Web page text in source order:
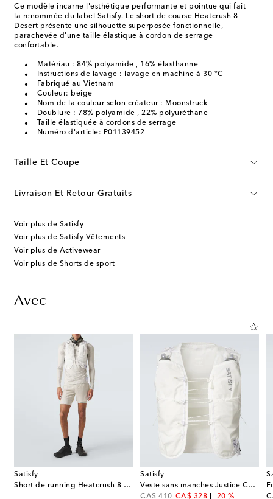
Ce modèle incarne l'esthétique performante et pointue qui fait
la renommée du label Satisfy. Le short de course Heatcrush 8
Desert présente une silhouette superposée fonctionnelle,
parachevée d'une taille élastique à cordon de serrage
confortable.
Matériau : 84% polyamide , 16% élasthanne
Instructions de lavage : lavage en machine à 30 °C
Fabriqué au Vietnam
Couleur: beige
Nom de la couleur selon créateur : Moonstruck
Doublure : 78% polyamide , 22% polyuréthane
Taille élastiquée à cordons de serrage
Numéro d'article: P01139452
Taille Et Coupe
Livraison Et Retour Gratuits
Voir plus de Satisfy
Voir plus de Satisfy Vêtements
Voir plus de Activewear
Voir plus de Shorts de sport
Avec
Satisfy
Short de running Heatcrush 8 Desert
Satisfy
Veste sans manches Justice Cordura Hydration
CA$ 410
original priceCA$ 328
discount price
-20 %